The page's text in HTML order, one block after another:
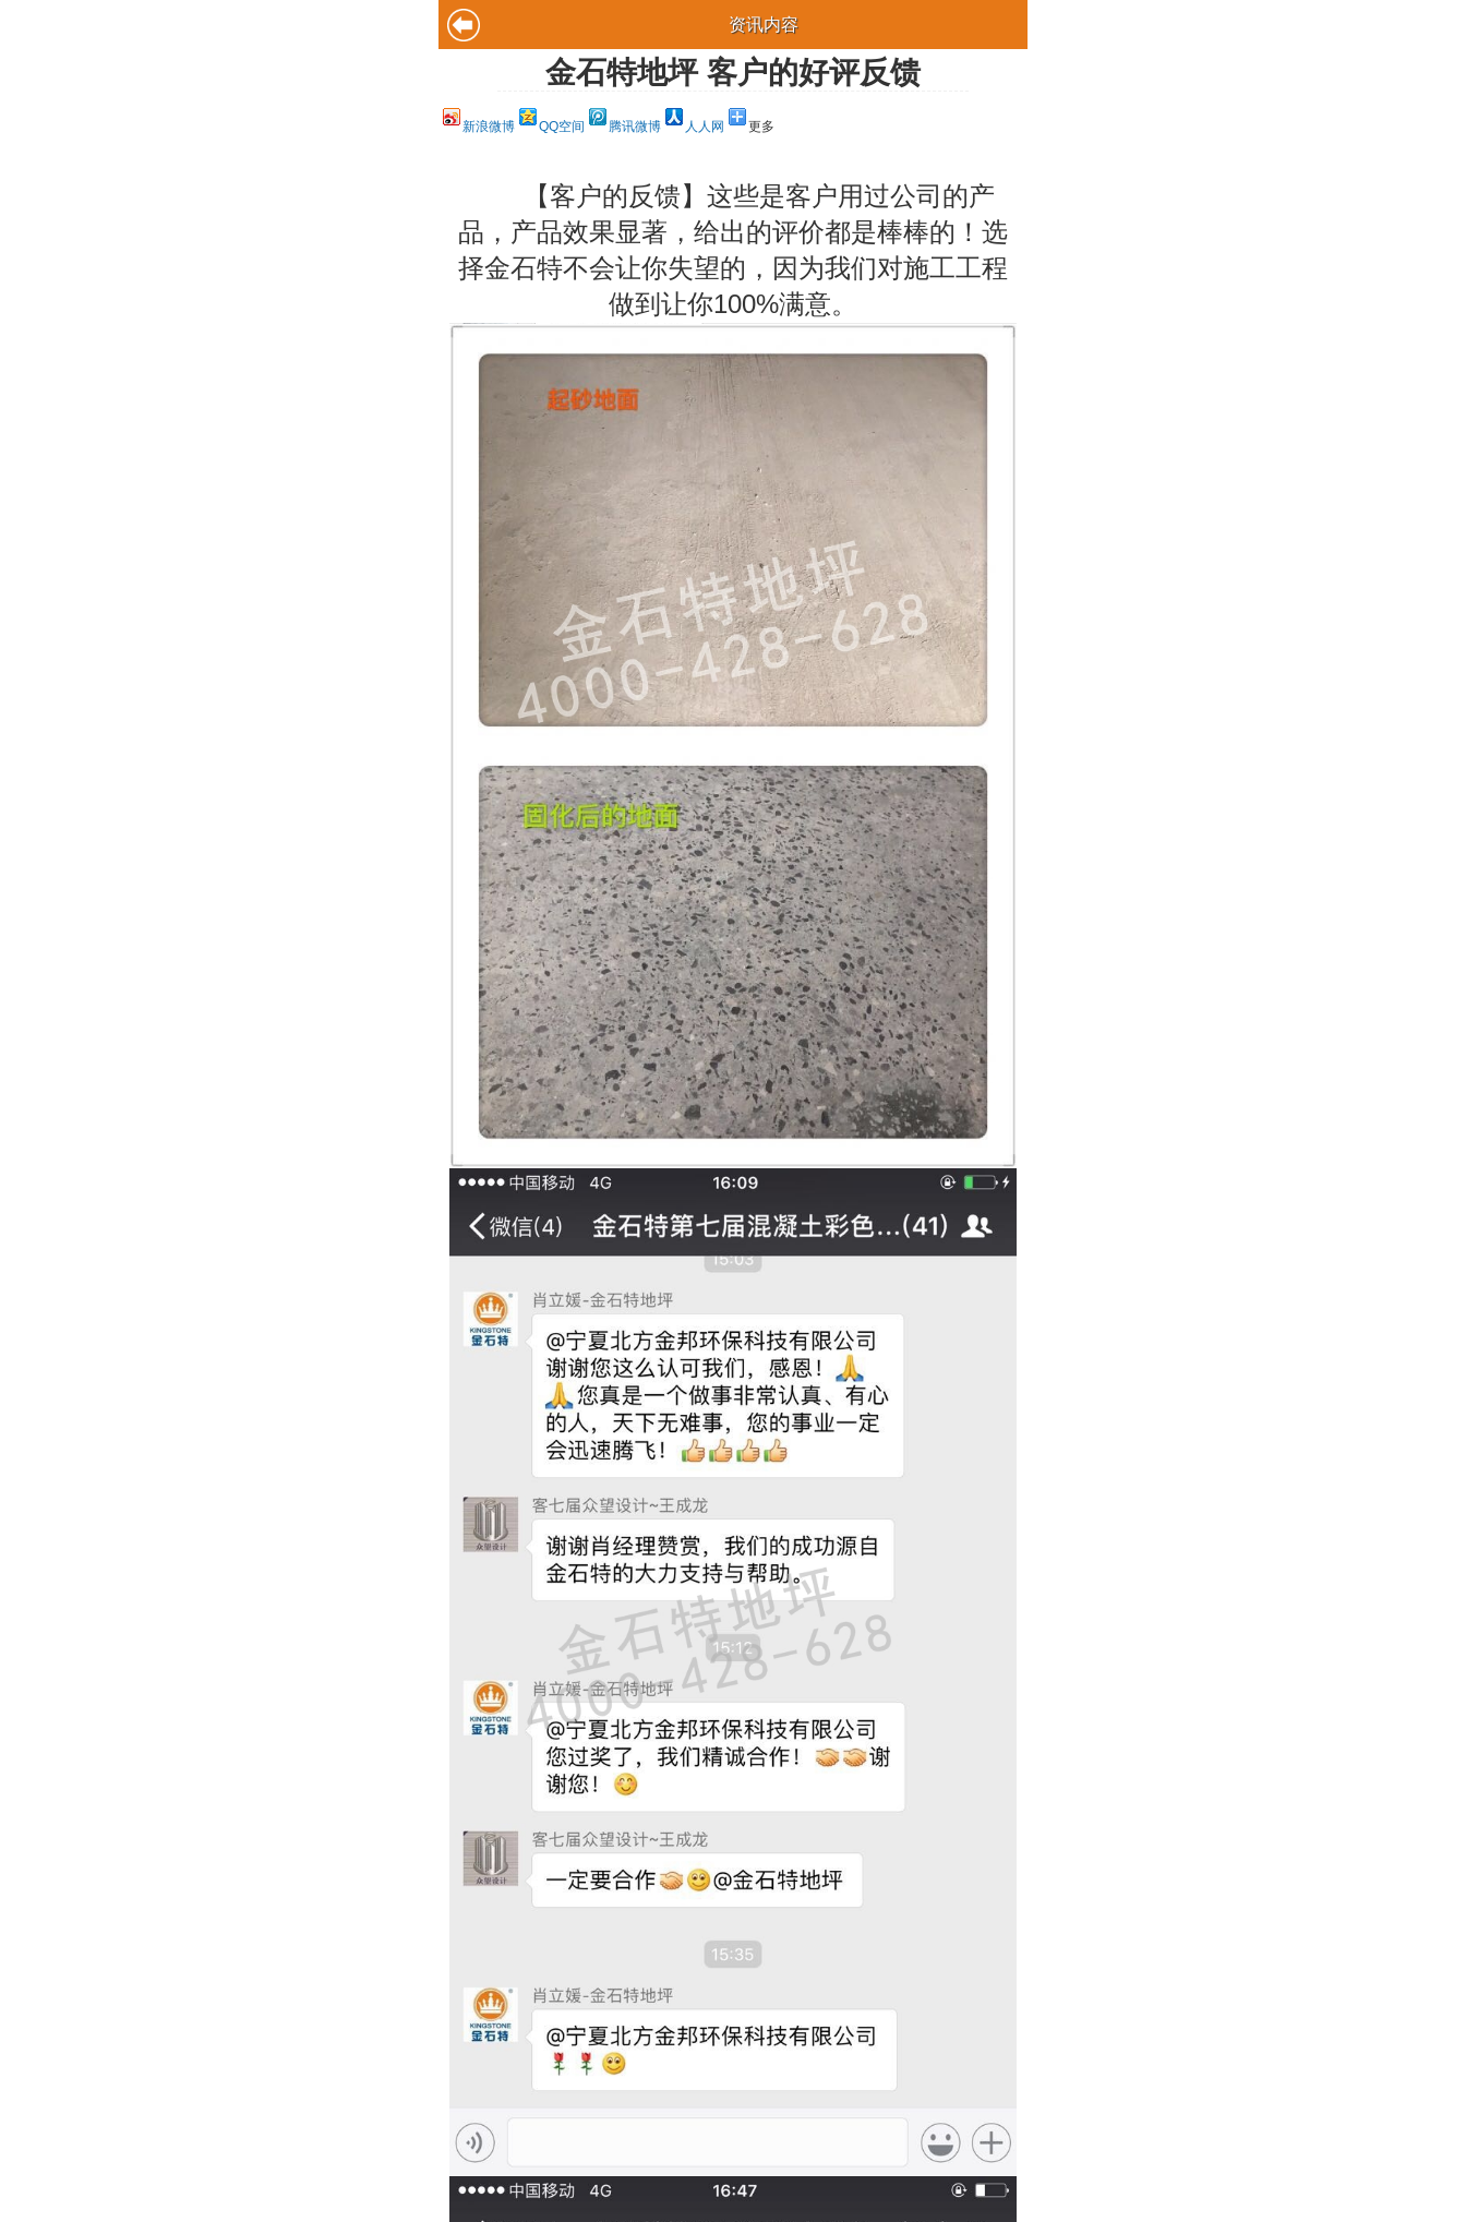
资讯内容
金石特地坪 客户的好评反馈
新浪微博 QQ空间 腾讯微博 人人网 更多
【客户的反馈】这些是客户用过公司的产
品，产品效果显著，给出的评价都是棒棒的！选
择金石特不会让你失望的，因为我们对施工工程
做到让你100%满意。